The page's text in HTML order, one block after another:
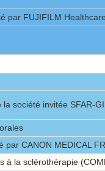
par FUJIFILM
société invitée SFAR-
par CANON MEDICAL
à la sclérothérapie